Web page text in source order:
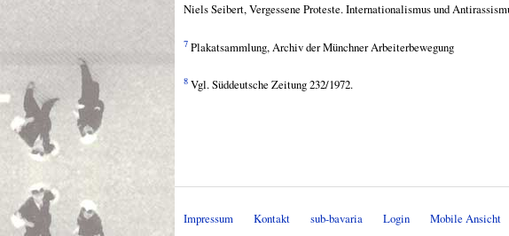
Niels Seibert, Vergessene Proteste. Internationalismus und
7 Plakatsammlung, Archiv der Münchner Arbeiterbewegung
8 Vgl. Süddeutsche Zeitung 232/1972.
Impressum Kontakt sub-bavaria Login Mobile Ansicht